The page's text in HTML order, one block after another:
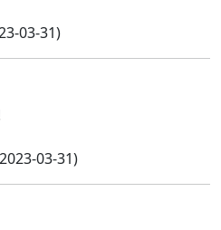
03-31)
03-31)